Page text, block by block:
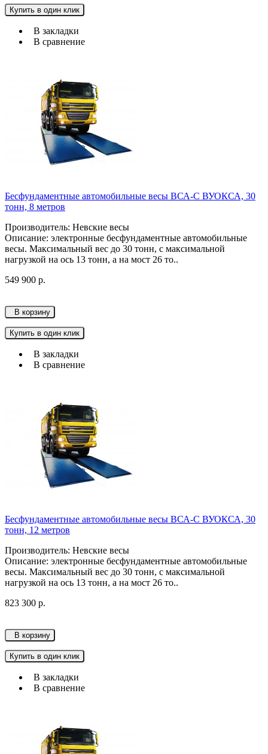
Купить в один клик
В закладки
В сравнение
Бесфундаментные автомобильные весы ВСА-С ВУОКСА, 30
тонн, 8 метров
Производитель: Невские весы
Описание: электронные бесфундаментные автомобильные
весы. Максимальный вес до 30 тонн, с максимальной
нагрузкой на ось 13 тонн, а на мост 26 то..
549 900 р.
В корзину
Купить в один клик
В закладки
В сравнение
Бесфундаментные автомобильные весы ВСА-С ВУОКСА, 30
тонн, 12 метров
Производитель: Невские весы
Описание: электронные бесфундаментные автомобильные
весы. Максимальный вес до 30 тонн, с максимальной
нагрузкой на ось 13 тонн, а на мост 26 то..
823 300 р.
В корзину
Купить в один клик
В закладки
В сравнение